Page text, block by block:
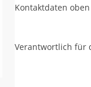
Kontaktdaten oben
Verantwortlich für